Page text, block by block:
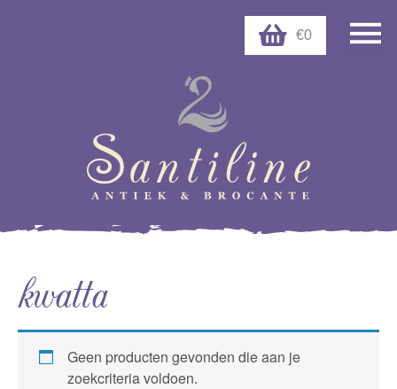
€0
kwatta
Geen producten gevonden die aan je
zoekcriteria voldoen.